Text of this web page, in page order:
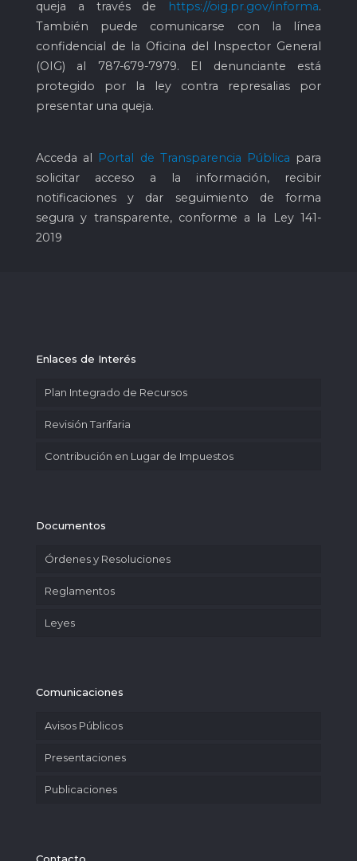
queja a través de
https://oig.pr.gov/informa.
También puede comunicarse con la línea
confidencial de la Oficina del Inspector General
(OIG) al 787-679-7979. El denunciante está
protegido por la ley contra represalias por
presentar una queja.
Acceda al Portal de Transparencia Pública para
solicitar acceso a la información, recibir
notificaciones y dar seguimiento de forma
segura y transparente, conforme a la Ley 141-
2019
Enlaces de Interés
Plan Integrado de Recursos
Revisión Tarifaria
Contribución en Lugar de Impuestos
Documentos
Órdenes y Resoluciones
Reglamentos
Leyes
Comunicaciones
Avisos Públicos
Presentaciones
Publicaciones